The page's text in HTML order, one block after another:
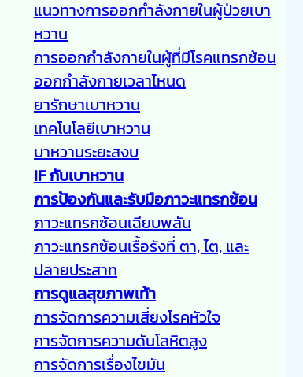
แนวทางการออกกำลังกายในผู้ป่วยเบา
หวาน
การออกกำลังกายในผู้ที่มีโรคแทรกซ้อน
ออกกำลังกายเวลาไหนด
ยารักษาเบาหวาน
เทคโนโลยีเบาหวาน
บาหวานระยะสงบ
IF กับเบาหวาน
การป้องกันและรับมือภาวะแทรกซ้อน
ภาวะแทรกซ้อนเฉียบพลัน
ภาวะแทรกซ้อนเรื้อรังที่ ตา, ไต, และ
ปลายประสาท
การดูแลสุขภาพเท้า
การจัดการความเสี่ยงโรคหัวใจ
การจัดการความดันโลหิตสูง
การจัดการเรื่องไขมัน